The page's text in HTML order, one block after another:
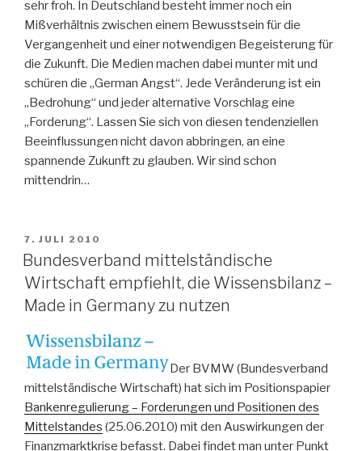
sehr froh. In Deutschland besteht immer noch ein
Mißverhältnis zwischen einem Bewusstsein für die
Vergangenheit und einer notwendigen Begeisterung für
die Zukunft. Die Medien machen dabei munter mit und
schüren die „German Angst“. Jede Veränderung ist ein
„Bedrohung“ und jeder alternative Vorschlag eine
„Forderung“. Lassen Sie sich von diesen tendenziellen
Beeinflussungen nicht davon abbringen, an eine
spannende Zukunft zu glauben. Wir sind schon
mittendrin…
VERÖFFENTLICHT
AM
7. JULI 2010
Bundesverband mittelständische
Wirtschaft empfiehlt, die Wissensbilanz –
Made in Germany zu nutzen
Der BVMW (Bundesverband
mittelständische Wirtschaft) hat sich im Positionspapier
Bankenregulierung – Forderungen und Positionen des
Mittelstandes (25.06.2010) mit den Auswirkungen der
Finanzmarktkrise befasst. Dabei findet man unter Punkt